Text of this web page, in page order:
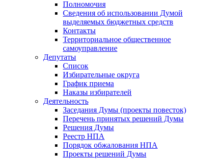
Полномочия
Сведения об использовании Думой
выделяемых бюджетных средств
Контакты
Территориальное общественное
самоуправление
Депутаты
Список
Избирательные округа
График приема
Наказы избирателей
Деятельность
Заседания Думы (проекты повесток)
Перечень принятых решений Думы
Решения Думы
Реестр НПА
Порядок обжалования НПА
Проекты решений Думы